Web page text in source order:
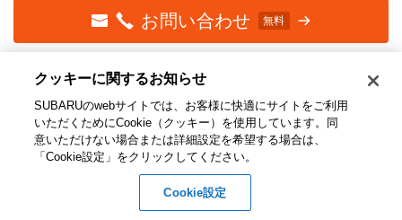
お問い合わせ 無料
クッキーに関するお知らせ​
SUBARUのwebサイトでは、お客様に快適にサイトをご利用
いただくためにCookie（クッキー）を使用しています。​ 同
意いただけない場合または詳細設定を希望する場合は、
「Cookie設定」をクリックしてください。​
Cookie設定